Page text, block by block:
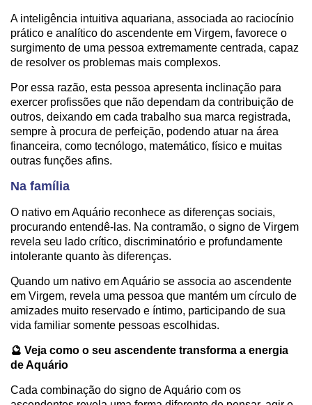
A inteligência intuitiva aquariana, associada ao raciocínio
prático e analítico do ascendente em Virgem, favorece o
surgimento de uma pessoa extremamente centrada, capaz
de resolver os problemas mais complexos.
Por essa razão, esta pessoa apresenta inclinação para
exercer profissões que não dependam da contribuição de
outros, deixando em cada trabalho sua marca registrada,
sempre à procura de perfeição, podendo atuar na área
financeira, como tecnólogo, matemático, físico e muitas
outras funções afins.
Na família
O nativo em Aquário reconhece as diferenças sociais,
procurando entendê-las. Na contramão, o signo de Virgem
revela seu lado crítico, discriminatório e profundamente
intolerante quanto às diferenças.
Quando um nativo em Aquário se associa ao ascendente
em Virgem, revela uma pessoa que mantém um círculo de
amizades muito reservado e íntimo, participando de sua
vida familiar somente pessoas escolhidas.
🔮 Veja como o seu ascendente transforma a energia
de Aquário
Cada combinação do signo de Aquário com os